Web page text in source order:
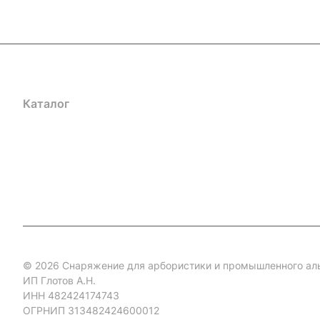
Каталог
© 2026 Снаряжение для арбористики и промышленного
ИП Глотов А.Н.
ИНН 482424174743
ОГРНИП 313482424600012